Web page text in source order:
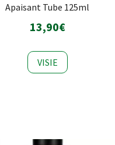
Apaisant Tube 125ml
13,90€
VISIE